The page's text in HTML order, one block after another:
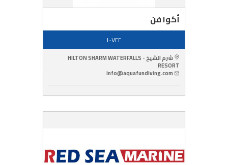
أكوا فن
١٠٠٧٢٢
شرم الشيخ - HILTON SHARM WATERFALLS
RESORT
info@aquafundiving.com